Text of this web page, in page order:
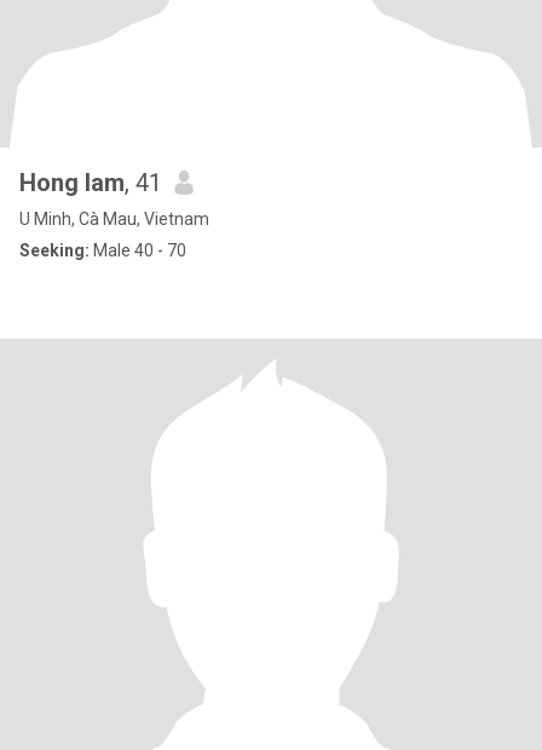
Hong lam, 41
U Minh, Cà Mau, Vietnam
Seeking: Male 40 - 70